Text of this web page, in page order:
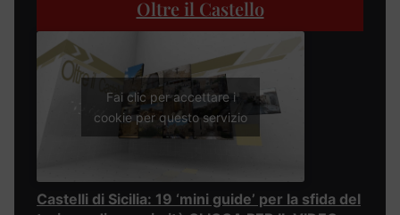
Oltre il Castello
Fai clic per accettare i
cookie per questo servizio
Castelli di Sicilia: 19 ‘mini guide’ per la sfida del